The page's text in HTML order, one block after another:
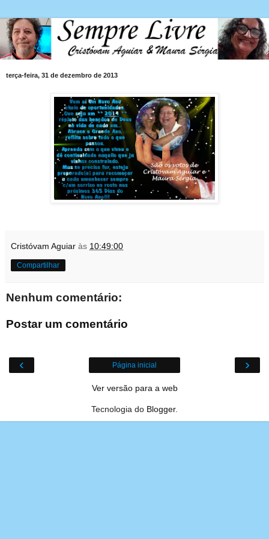
terça-feira, 31 de dezembro de 2013
Cristóvam Aguiar às 10:49:00
Compartilhar
Nenhum comentário:
Postar um comentário
‹ ›
Página inicial
Ver versão para a web
Tecnologia do Blogger.